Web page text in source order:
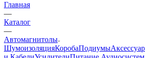
Главная
—
Каталог
—
Автомагнитолы
ШумоизоляцияКоробаПодиумы